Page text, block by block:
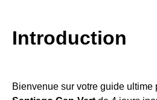
Introduction
Bienvenue sur votre guide ultime